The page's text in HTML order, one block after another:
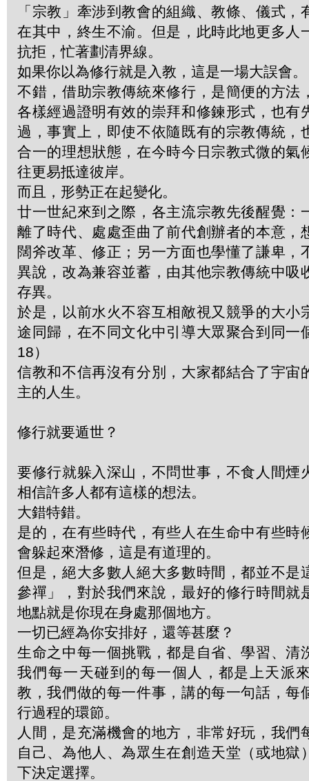
「宗教」牽涉到教會的組織、教條、儀式，
在其中，終生不渝。但是，此時此地更多人
抗拒，忙著劃清界線。
如果你以為修行就是入教，這是一場大誤會。
不錯，借助宗教傳統來修行，是簡便的方法
各樣經過證明有效的崇拜和修鍊形式，也有
過，事實上，即使不依隨既有的宗教傳統，
合一的理想狀態，在今時今日宗教式微的氣
往更易抵達彼岸。
而且，形勢正在起變化。
廿一世紀來到之際，各主流宗教先後醒覺：
離了時代、處處歪曲了前代創辦者的本意，
闊斧改革、修正；另一方面也學懂了謙卑，
異說，改為兼容並蓄，由其他宗教傳統中吸
存異。
於是，以前水火不容互相敵視又競爭的大小
途同歸，在不同文化中引導大眾聚合到同一
18）
信教和不信再沒有分別，大家都結合了宇宙
主的人生。
修行就要遁世？
要修行就躲入深山，不問世事，不食人間煙
相信許多人都有這樣的想法。
大錯特錯。
是的，在有些時代，有些人在生命中有些時
會躲起來潛修，這是有道理的。
但是，絕大多數人絕大多數時間，都並不是
參禪」，對於我們來說，最好的修行時間就
地點就是你現在身處那個地方。
一切已經為你安排好，還等甚麼？
生命之中每一個挑戰，都是自省、學習、清
我們每一天碰到的每一個人，都是上天派
教，我們做的每一件事，講的每一句話，每
行過程的環節。
人間，是充滿機會的地方，非常好玩，我們
自己、為他人、為眾生在創造天堂（或地獄
下決定選擇。